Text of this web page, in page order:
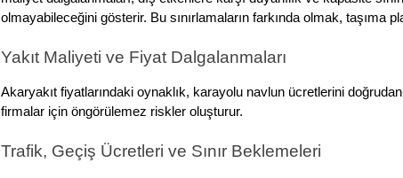
olmayabileceğini gösterir. Bu sınırlamaların farkında olmak, taşıma
Yakıt Maliyeti ve Fiyat Dalgalanmaları
Akaryakıt fiyatlarındaki oynaklık, karayolu navlun ücretlerini
firmalar için öngörülemez riskler oluşturur.
Trafik, Geçiş Ücretleri ve Sınır Beklemeleri